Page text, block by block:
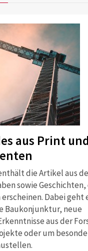
aus Print
die Artikel aus
sowie
Dabei geht
Baukonjunktur, neue
aus der
oder um